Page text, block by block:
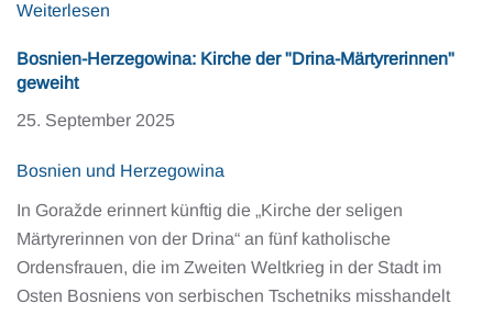
Weiterlesen
Bosnien-Herzegowina: Kirche der "Drina-Märtyrerinnen"
geweiht
25. September 2025
Bosnien und Herzegowina
In Goražde erinnert künftig die „Kirche der seligen
Märtyrerinnen von der Drina“ an fünf katholische
Ordensfrauen, die im Zweiten Weltkrieg in der Stadt im
Osten Bosniens von serbischen Tschetniks misshandelt